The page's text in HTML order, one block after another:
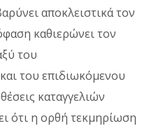
αποκλειστικά τον
καθιερώνει τον
του
του επιδιωκόμενου
καταγγελιών
ότι η ορθή τεκμηρίωση